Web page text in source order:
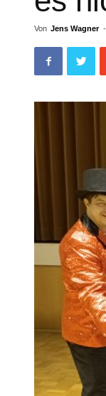
Von Jens Wagner -